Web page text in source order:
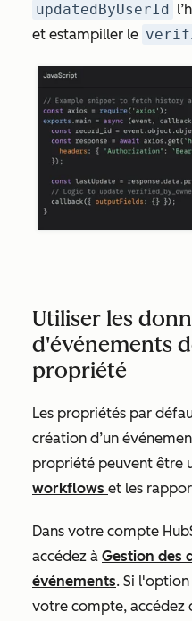
updatedByUserId
et estampiller le
Utiliser les
d'événements
propriété
Les propriétés par
création d’un
propriété peuvent être
workflows et les
Dans votre compte
accédez à Gestion des
événements. Si l'option
votre compte, accédez